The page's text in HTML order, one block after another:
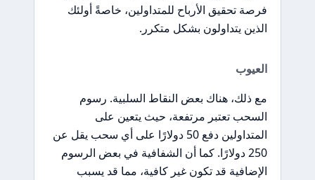
فرصة تحقيق الأرباح للمتداولين، خاصةً أولئك
الذين يتداولون بشكل متكرر.
العيوب
مع ذلك، هناك بعض النقاط السلبية. رسوم
السحب تعتبر مرتفعة، حيث يتعين على
المتداولين دفع 50 دولارًا على أي سحب يقل عن
250 دولارًا. كما أن الشفافية في بعض الرسوم
الإضافية قد تكون غير كافية، مما قد يسبب